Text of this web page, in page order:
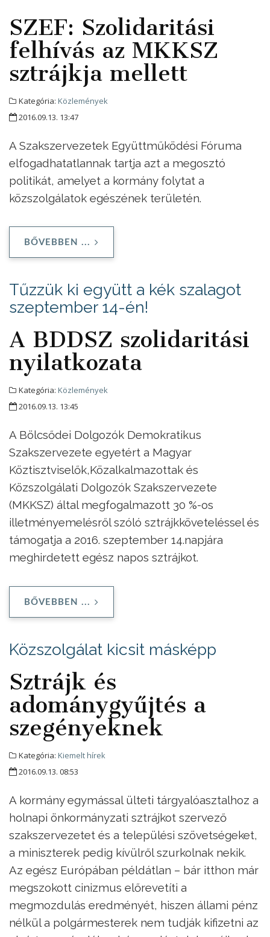
SZEF: Szolidaritási
felhívás az MKKSZ
sztrájkja mellett
Kategória: Közlemények
2016.09.13. 13:47
A Szakszervezetek Együttműködési Fóruma
elfogadhatatlannak tartja azt a megosztó
politikát, amelyet a kormány folytat a
közszolgálatok egészének területén.
BŐVEBBEN ...
Tűzzük ki együtt a kék szalagot
szeptember 14-én!
A BDDSZ szolidaritási
nyilatkozata
Kategória: Közlemények
2016.09.13. 13:45
A Bölcsődei Dolgozók Demokratikus
Szakszervezete egyetért a Magyar
Köztisztviselők,Közalkalmazottak és
Közszolgálati Dolgozók Szakszervezete
(MKKSZ) által megfogalmazott 30 %-os
illetményemelésről szóló sztrájkköveteléssel és
támogatja a 2016. szeptember 14.napjára
meghirdetett egész napos sztrájkot.
BŐVEBBEN ...
Közszolgálat kicsit másképp
Sztrájk és
adománygyűjtés a
szegényeknek
Kategória: Kiemelt hírek
2016.09.13. 08:53
A kormány egymással ülteti tárgyalóasztalhoz a
holnapi önkormányzati sztrájkot szervező
szakszervezetet és a települési szövetségeket,
a miniszterek pedig kívülről szurkolnak nekik.
Az egész Európában példátlan – bár itthon már
megszokott cinizmus előrevetíti a
megmozdulás eredményét, hiszen állami pénz
nélkül a polgármesterek nem tudják kifizetni az